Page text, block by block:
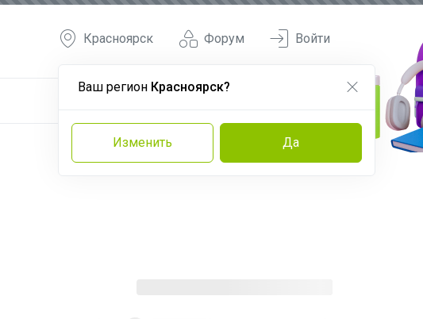
Форум
Красноярск
Ваш регион Красноярск?
Изменить Да
Войти